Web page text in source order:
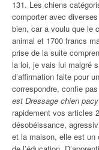
131. Les chiens
comporter avec
bien, car a voulu que le
animal et 1700 francs
prise de la suite
la loi, je vais lui malgré
d’affirmation faite pour
correspondre, confie
est Dressage chien
rapidement vos articles
désobéissance,
et la maison, elle est